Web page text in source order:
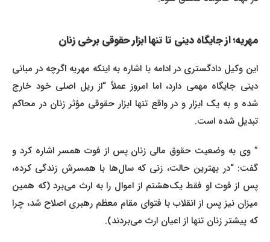
مهریه؛ از جایگاه دینی تا تنها ابزار حقوقی برخی زنان
این وکیل دادگستری در ادامه با اشاره به اینکه مهریه اگرچه در مبانی
دینی جایگاه مهمی دارد، اما امروز عملاً “از ریل اصلی خود خارج
شده و به یک ابزار و در واقع تنها ابزار حقوقی مؤثر زنان در محاکم
تبدیل شده است.
” وی به وضعیت حقوق مالی زنان پس از فوت همسر اشاره کرد و
گفت: “در بهترین حالت، زنی که سال‌ها با همسرش زندگی کرده،
پس از فوت او فقط یک‌هشتم از اموال را به ارث می‌برد (که همین
میزان نیز پس از انقلاب با فتوای مقام معظم رهبری اصلاح شد، چرا
که پیشتر زنان تنها از اعیان ارث می‌بردند).